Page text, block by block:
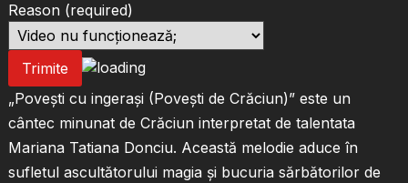
Reason (required)
Trimite
„Povești cu ingerași (Povești de Crăciun)” este un
cântec minunat de Crăciun interpretat de talentata
Mariana Tatiana Donciu. Această melodie aduce în
sufletul ascultătorului magia și bucuria sărbătorilor de